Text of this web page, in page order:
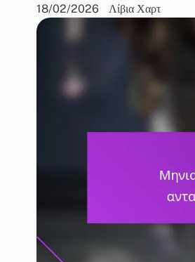
18/02/2026 Λίβια Χαρτ